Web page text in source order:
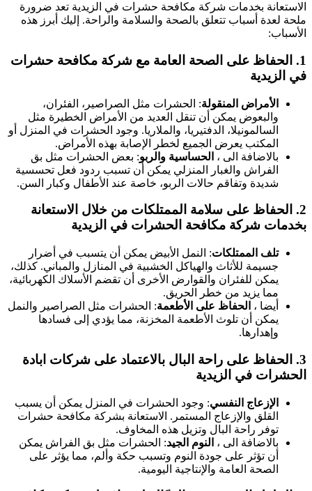
الاستعانة بخدمات شركة مكافحة حشرات في الزيدية تعد ضرورة
ملحة لعدة أسباب تتعلق بالصحة والسلامة والراحة. إليك أبرز هذه
الأسباب:
1. الحفاظ على الصحة العامة مع شركة مكافحة حشرات
في الزيدية
الأمراض المنقولة: الحشرات مثل الصراصير، الفئران،
والبعوض يمكن أن تنقل العديد من الأمراض الخطيرة مثل
السالمونيلا، الدفتيريا، والملاريا. وجود الحشرات في المنزل أو
المكتب يعرض الجميع لخطر الإصابة بهذه الأمراض.
بالاضافة الى ، الحساسية والربو: بعض الحشرات مثل بق
الفراش والغبار المنزلي يمكن أن تسبب ردود فعل تحسسية
شديدة وتفاقم حالات الربو، خاصة عند الأطفال وكبار السن.
2. الحفاظ على سلامة الممتلكات من خلال الاستعانة
بخدمات شركة مكافحة الحشرات في الزيدية
تلف الممتلكات: النمل الأبيض يمكن أن يتسبب في أضرار
جسيمة للأثاث والهياكل الخشبية في المنازل والمباني. كذلك،
يمكن للفئران والقوارض الأخرى أن تقضم الأسلاك الكهربائية،
مما يزيد من خطر الحريق.
أيضا ، الحفاظ على الأطعمة: الحشرات مثل الصراصير والنمل
يمكن أن تلوث الأطعمة المخزنة، مما يؤدي إلى فسادها
وإهدارها.
3. الحفاظ على راحة البال بالاعتماد على شركات ابادة
الحشرات في الزيدية
الإزعاج النفسي: وجود الحشرات في المنزل يمكن أن يسبب
القلق والإزعاج المستمر. الاستعانة بشركة مكافحة حشرات
توفر راحة البال وتزيل هذه المخاوف.
بالاضافة الى ، النوم الجيد: الحشرات مثل بق الفراش يمكن
أن تؤثر على جودة النوم وتسبب حكة وألم، مما يؤثر على
الصحة العامة والإنتاجية اليومية.